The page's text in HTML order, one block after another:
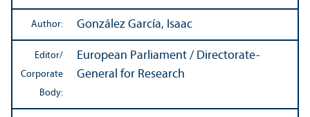
Author: González García, Isaac
Editor/
Corporate
Body:
European Parliament / Directorate-
General for Research